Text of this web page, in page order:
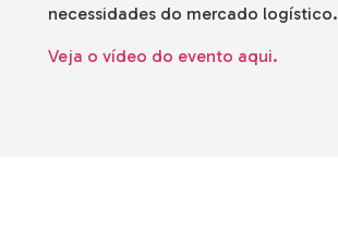
necessidades do mercado logístico.
Veja o vídeo do evento aqui.